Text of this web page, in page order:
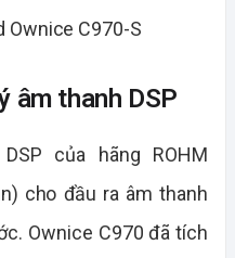
âm thanh DSP
của hãng ROHM
cho đầu ra âm thanh
Ownice C970 đã tích